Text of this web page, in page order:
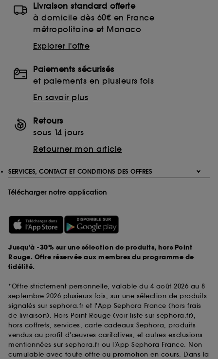
Livraison standard offerte
à domicile dès 60€ en France
métropolitaine et Monaco
Explorer l'offre
Paiements sécurisés
et paiements en plusieurs fois
En savoir plus
Retours
sous 14 jours
Retourner mon article
SERVICES, CONTACT ET CONDITIONS DES OFFRES
Télécharger notre application
Jusqu'à -30% sur une sélection de produits, hors Point
Rouge. Offre réservée aux membres du programme de
fidélité.
*Offre strictement personnelle, valable du 4 août 2026 au 8
septembre 2026 plusieurs fois, sur une sélection de produits
signalés sur sephora.fr et l'App Sephora France (hors frais
de livraison). Hors Point Rouge (voir liste sur sephora.fr),
hors coffrets, services, carte cadeaux Sephora, produits
vendus au profit d'œuvres caritatives, et autres exclusions
mentionnées sur sephora.fr ou l’App Sephora France. Non
cumulable avec toute offre ou promotion en cours. Dans la